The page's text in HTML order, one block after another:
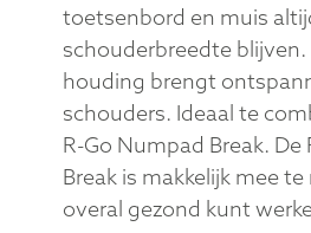
toetsenbord en muis
schouderbreedte blijven.
houding brengt
schouders. Ideaal te
R-Go Numpad Break. De
Break is makkelijk mee
overal gezond kunt